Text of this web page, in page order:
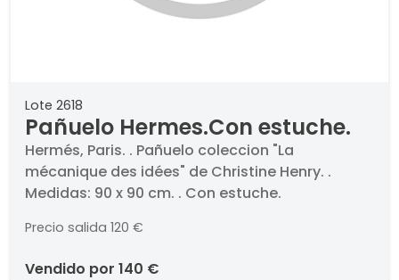
Lote 2618
Pañuelo Hermes.Con estuche.
Hermés, Paris. . Pañuelo coleccion "La
mécanique des idées" de Christine Henry. .
Medidas: 90 x 90 cm. . Con estuche.
Precio salida 120 €
vendido por 140 €